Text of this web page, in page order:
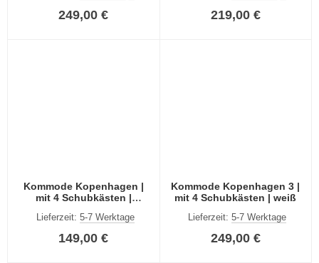
249,00 € 219,00 €
Kommode Kopenhagen |
mit 4 Schubkästen |
Lieferzeit: 5-7 Werktage
149,00 €
Kommode Kopenhagen 3 |
mit 4 Schubkästen | weiß
Lieferzeit:5-7 Werktage
249,00 €